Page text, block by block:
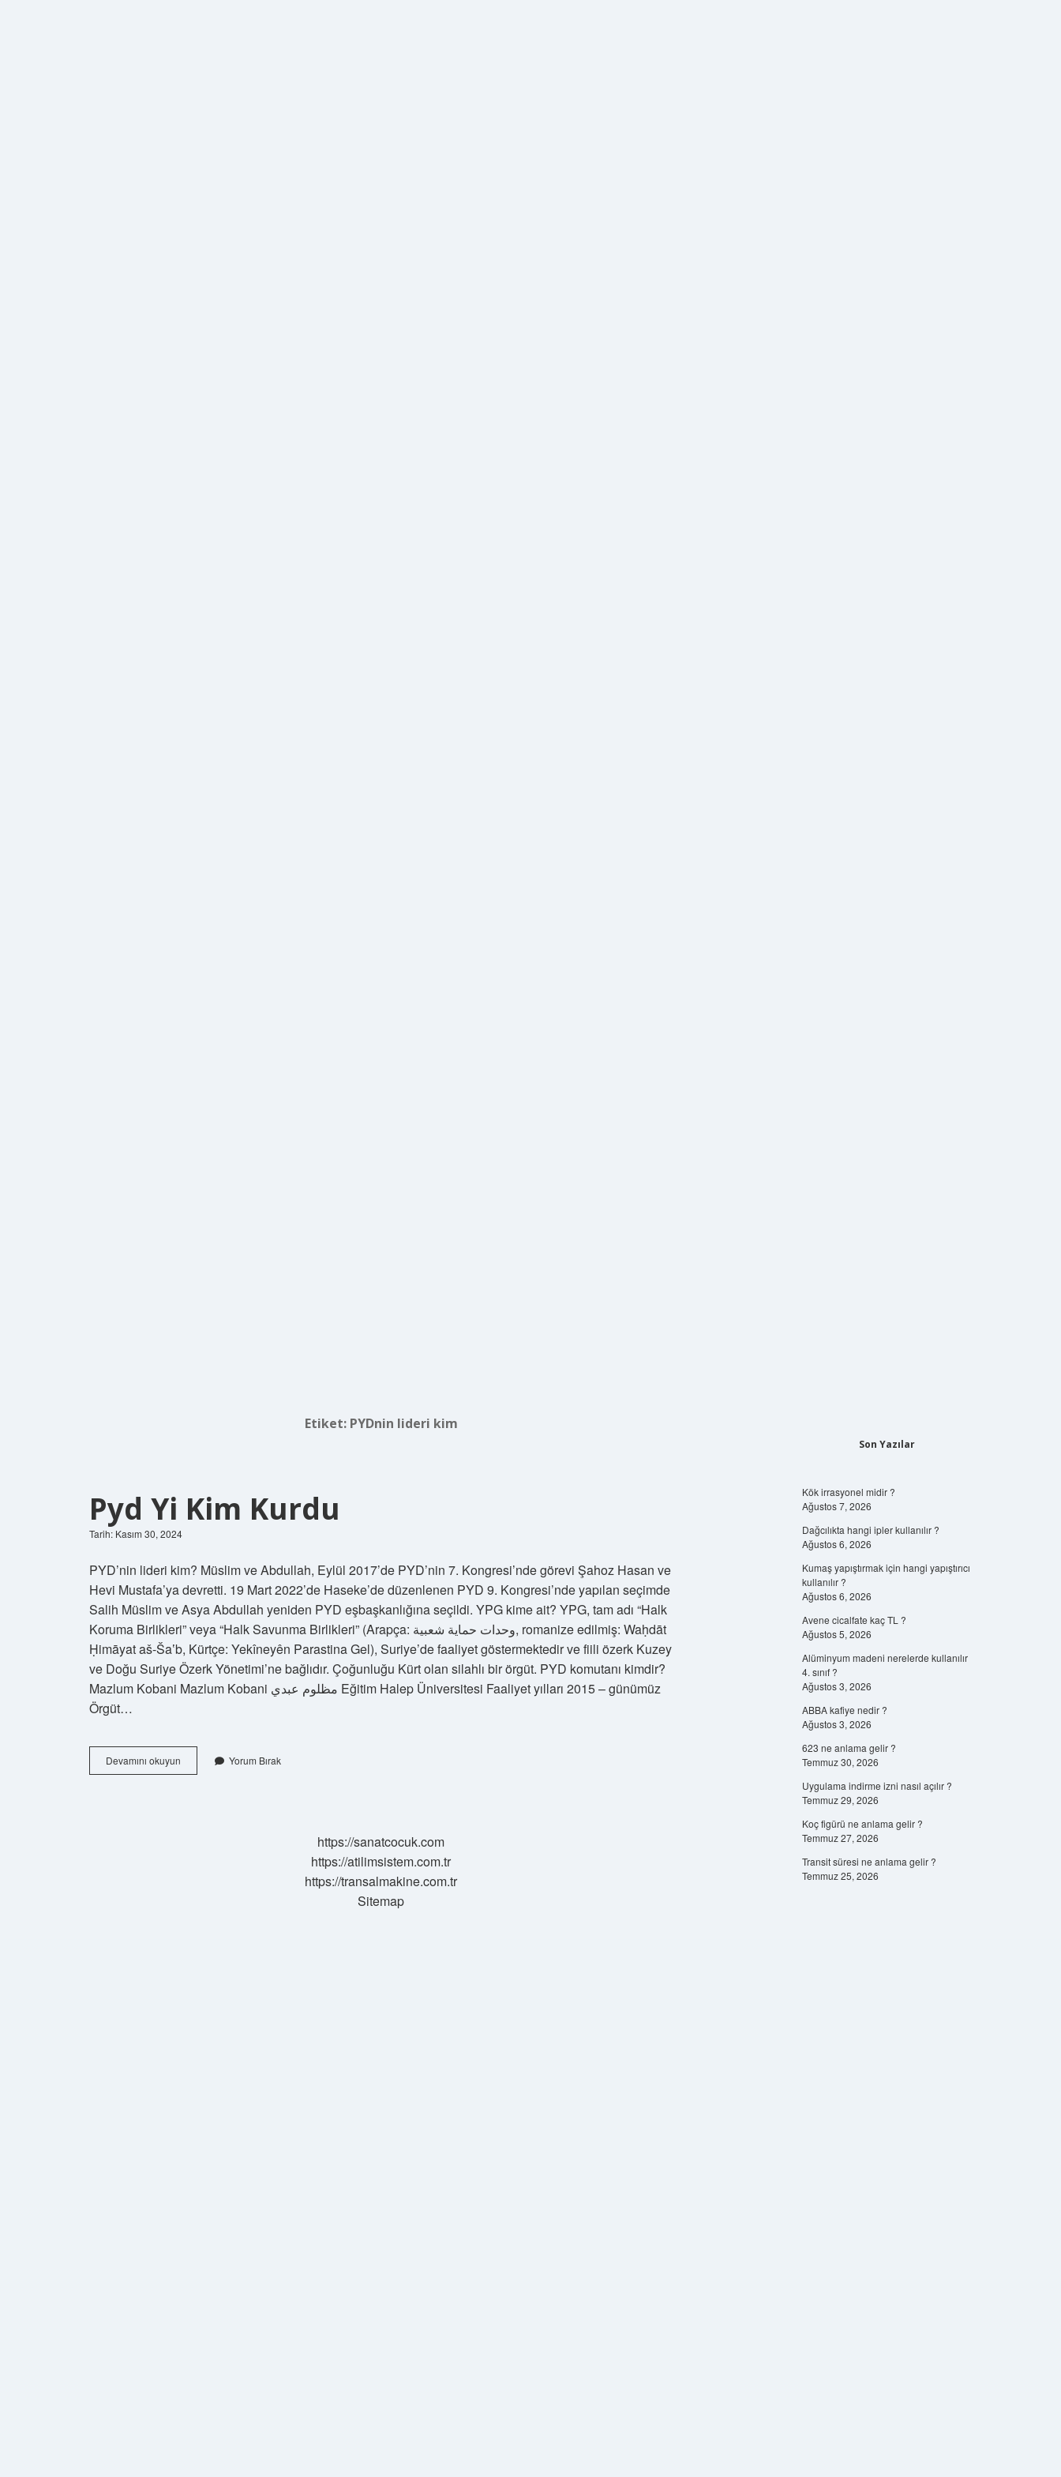
Etiket: PYDnin lideri kim
Pyd Yi Kim Kurdu
Tarih: Kasım 30, 2024
PYD’nin lideri kim? Müslim ve Abdullah, Eylül 2017’de PYD’nin 7. Kongresi’nde görevi Şahoz Hasan ve
Hevi Mustafa’ya devretti. 19 Mart 2022’de Haseke’de düzenlenen PYD 9. Kongresi’nde yapılan seçimde
Salih Müslim ve Asya Abdullah yeniden PYD eşbaşkanlığına seçildi. YPG kime ait? YPG, tam adı “Halk
Koruma Birlikleri” veya “Halk Savunma Birlikleri” (Arapça: وحدات حماية شعبية, romanize edilmiş: Waḥdāt
Ḥimāyat aš-Šaʽb, Kürtçe: Yekîneyên Parastina Gel), Suriye’de faaliyet göstermektedir ve fiili özerk Kuzey
ve Doğu Suriye Özerk Yönetimi’ne bağlıdır. Çoğunluğu Kürt olan silahlı bir örgüt. PYD komutanı kimdir?
Mazlum Kobani Mazlum Kobani مظلوم عبدي Eğitim Halep Üniversitesi Faaliyet yılları 2015 – günümüz
Örgüt…
Devamını okuyun
Yi
Yorum Bırak
https://sanatcocuk.com
https://atilimsistem.com.tr
https://transalmakine.com.tr
Sitemap
Son Yazılar
Kök irrasyonel midir ?
Ağustos 7, 2026
Dağcılıkta hangi ipler kullanılır ?
Ağustos 6, 2026
Kumaş yapıştırmak için hangi yapıştırıcı
kullanılır ?
Ağustos 6, 2026
Avene cicalfate kaç TL ?
Ağustos 5, 2026
Alüminyum madeni nerelerde kullanılır
4. sınıf ?
Ağustos 3, 2026
ABBA kafiye nedir ?
Ağustos 3, 2026
623 ne anlama gelir ?
Temmuz 30, 2026
Uygulama indirme izni nasıl açılır ?
Temmuz 29, 2026
Koç figürü ne anlama gelir ?
Temmuz 27, 2026
Transit süresi ne anlama gelir ?
Temmuz 25, 2026